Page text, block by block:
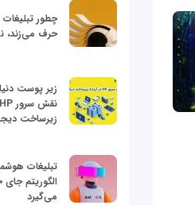
چطور تبلیغات
حرف می‌زند،
زیر پوست
زیرساخت
تبلیغات
الگوریتم جای
می‌گیرد